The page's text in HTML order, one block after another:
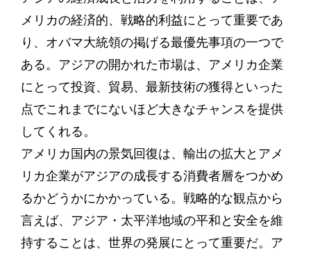
メリカの経済的、戦略的利益にとって重要であ
り、オバマ大統領の掲げる最優先事項の一つで
ある。アジアの開かれた市場は、アメリカ企業
にとって投資、貿易、最新技術の獲得といった
点でこれまでにないほど大きなチャンスを提供
してくれる。
アメリカ国内の景気回復は、輸出の拡大とアメ
リカ企業がアジアの成長する消費者層をつかめ
るかどうかにかかっている。戦略的な観点から
言えば、アジア・太平洋地域の平和と安全を維
持することは、世界の発展にとって重要だ。ア